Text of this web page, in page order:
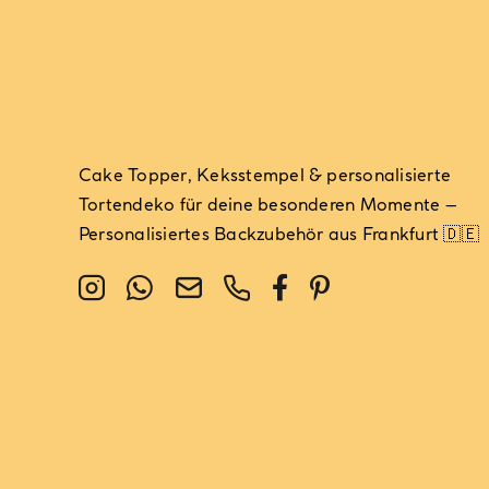
Cake Topper, Keksstempel & personalisierte
Tortendeko für deine besonderen Momente –
Personalisiertes Backzubehör aus Frankfurt 🇩🇪